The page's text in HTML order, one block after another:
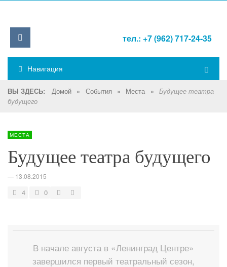
тел.: +7 (962) 717-24-35
Навигация
ВЫ ЗДЕСЬ: Домой » События » Места »
Будущее театра
будущего
МЕСТА
Будущее театра будущего
— 13.08.2015
4 0
В начале августа в «Ленинград Центре»
завершился первый театральный сезон,